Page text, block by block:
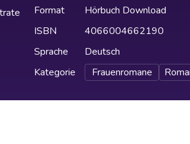
Format
Hörbuch Download
ISBN
4066004662190
Sprache
Deutsch
Kategorie
Frauenromane